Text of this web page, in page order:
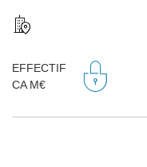
EFFECTIF
CA M€